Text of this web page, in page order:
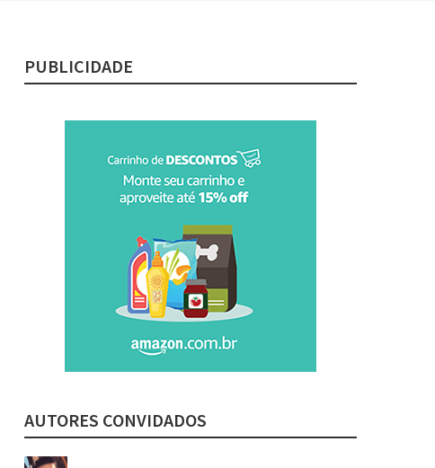
PUBLICIDADE
AUTORES CONVIDADOS